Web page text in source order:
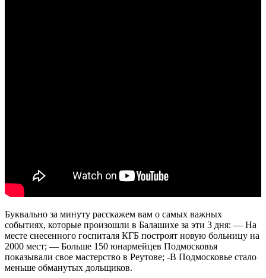
Буквально за минуту расскажем вам о самых важных
событиях, которые произошли в Балашихе за эти 3 дня: — На
месте снесенного госпиталя КГБ построят новую больницу на
2000 мест; — Больше 150 юнармейцев Подмосковья
показывали свое мастерство в Реутове; -В Подмосковье стало
меньше обманутых дольщиков.